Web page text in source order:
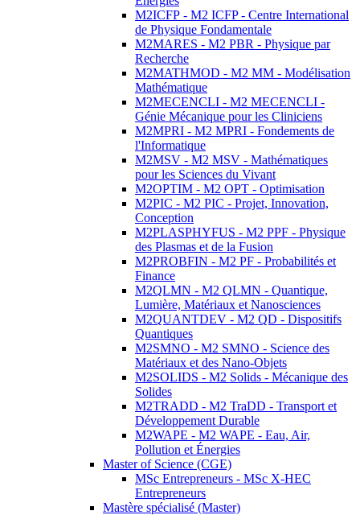
M2ICFP - M2 ICFP - Centre International
de Physique Fondamentale
M2MARES - M2 PBR - Physique par
Recherche
M2MATHMOD - M2 MM - Modélisation
Mathématique
M2MECENCLI - M2 MECENCLI -
Génie Mécanique pour les Cliniciens
M2MPRI - M2 MPRI - Fondements de
l'Informatique
M2MSV - M2 MSV - Mathématiques
pour les Sciences du Vivant
M2OPTIM - M2 OPT - Optimisation
M2PIC - M2 PIC - Projet, Innovation,
Conception
M2PLASPHYFUS - M2 PPF - Physique
des Plasmas et de la Fusion
M2PROBFIN - M2 PF - Probabilités et
Finance
M2QLMN - M2 QLMN - Quantique,
Lumière, Matériaux et Nanosciences
M2QUANTDEV - M2 QD - Dispositifs
Quantiques
M2SMNO - M2 SMNO - Science des
Matériaux et des Nano-Objets
M2SOLIDS - M2 Solids - Mécanique des
Solides
M2TRADD - M2 TraDD - Transport et
Développement Durable
M2WAPE - M2 WAPE - Eau, Air,
Pollution et Énergies
Master of Science (CGE)
MSc Entrepreneurs - MSc X-HEC
Entrepreneurs
Mastère spécialisé (Master)